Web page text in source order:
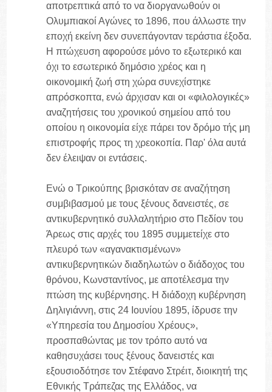
αποτρεπτικά από το να διοργανωθούν οι
Ολυμπιακοί Αγώνες το 1896, που άλλωστε την
εποχή εκείνη δεν συνεπάγονταν τεράστια έξοδα.
Η πτώχευση αφορούσε μόνο το εξωτερικό και
όχι το εσωτερικό δημόσιο χρέος και η
οικονομική ζωή στη χώρα συνεχίστηκε
απρόσκοπτα, ενώ άρχισαν και οι «φιλολογικές»
αναζητήσεις του χρονικού σημείου από του
οποίου η οικονομία είχε πάρει τον δρόμο τής μη
επιστροφής προς τη χρεοκοπία. Παρ' όλα αυτά
δεν έλειψαν οι εντάσεις.
Ενώ ο Τρικούπης βρισκόταν σε αναζήτηση
συμβιβασμού με τους ξένους δανειστές, σε
αντικυβερνητικό συλλαλητήριο στο Πεδίον του
Άρεως στις αρχές του 1895 συμμετείχε στο
πλευρό των «αγανακτισμένων»
αντικυβερνητικών διαδηλωτών ο διάδοχος του
θρόνου, Κωνσταντίνος, με αποτέλεσμα την
πτώση της κυβέρνησης. Η διάδοχη κυβέρνηση
Δηλιγιάννη, στις 24 Ιουνίου 1895, ίδρυσε την
«Υπηρεσία του Δημοσίου Χρέους»,
προσπαθώντας με τον τρόπο αυτό να
καθησυχάσει τους ξένους δανειστές και
εξουσιοδότησε τον Στέφανο Στρέιτ, διοικητή της
Εθνικής Τράπεζας της Ελλάδος, να